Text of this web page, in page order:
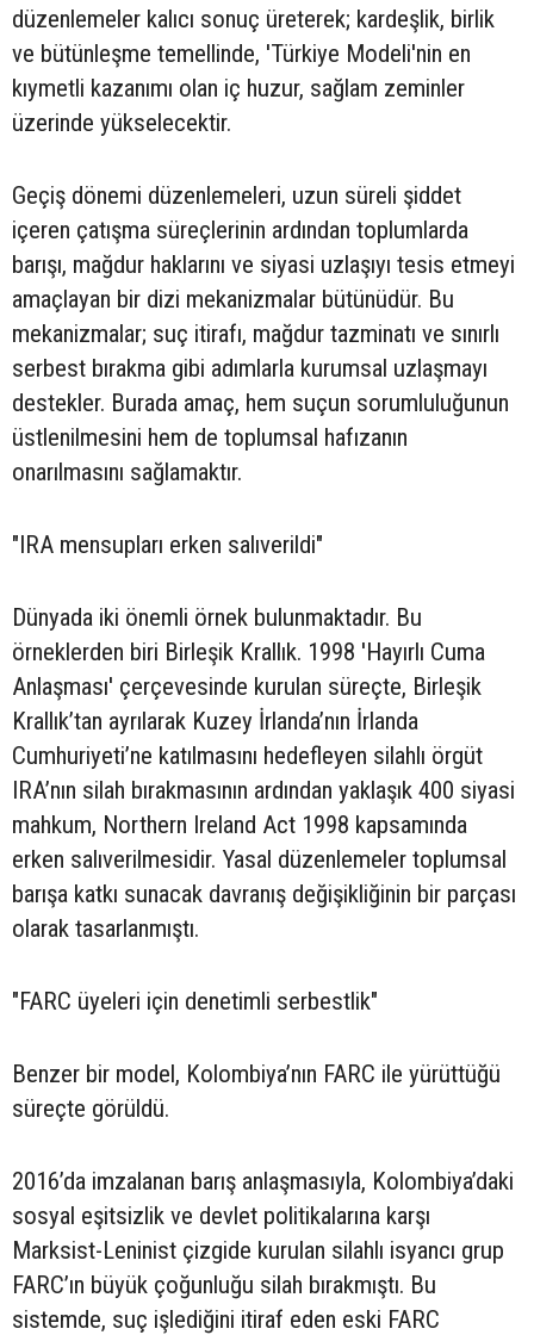
düzenlemeler kalıcı sonuç üreterek; kardeşlik, birlik
ve bütünleşme temellinde, 'Türkiye Modeli'nin en
kıymetli kazanımı olan iç huzur, sağlam zeminler
üzerinde yükselecektir.
Geçiş dönemi düzenlemeleri, uzun süreli şiddet
içeren çatışma süreçlerinin ardından toplumlarda
barışı, mağdur haklarını ve siyasi uzlaşıyı tesis etmeyi
amaçlayan bir dizi mekanizmalar bütünüdür. Bu
mekanizmalar; suç itirafı, mağdur tazminatı ve sınırlı
serbest bırakma gibi adımlarla kurumsal uzlaşmayı
destekler. Burada amaç, hem suçun sorumluluğunun
üstlenilmesini hem de toplumsal hafızanın
onarılmasını sağlamaktır.
"IRA mensupları erken salıverildi"
Dünyada iki önemli örnek bulunmaktadır. Bu
örneklerden biri Birleşik Krallık. 1998 'Hayırlı Cuma
Anlaşması' çerçevesinde kurulan süreçte, Birleşik
Krallık’tan ayrılarak Kuzey İrlanda’nın İrlanda
Cumhuriyeti’ne katılmasını hedefleyen silahlı örgüt
IRA’nın silah bırakmasının ardından yaklaşık 400 siyasi
mahkum, Northern Ireland Act 1998 kapsamında
erken salıverilmesidir. Yasal düzenlemeler toplumsal
barışa katkı sunacak davranış değişikliğinin bir parçası
olarak tasarlanmıştı.
"FARC üyeleri için denetimli serbestlik"
Benzer bir model, Kolombiya’nın FARC ile yürüttüğü
süreçte görüldü.
2016’da imzalanan barış anlaşmasıyla, Kolombiya’daki
sosyal eşitsizlik ve devlet politikalarına karşı
Marksist-Leninist çizgide kurulan silahlı isyancı grup
FARC’ın büyük çoğunluğu silah bırakmıştı. Bu
sistemde, suç işlediğini itiraf eden eski FARC